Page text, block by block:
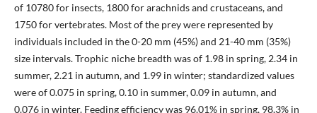
of 10780 for insects, 1800 for arachnids and crustaceans, and
1750 for vertebrates. Most of the prey were represented by
individuals included in the 0-20 mm (45%) and 21-40 mm (35%)
size intervals. Trophic niche breadth was of 1.98 in spring, 2.34 in
summer, 2.21 in autumn, and 1.99 in winter; standardized values
were of 0.075 in spring, 0.10 in summer, 0.09 in autumn, and
0.076 in winter. Feeding efficiency was 96.01% in spring, 98.3% in